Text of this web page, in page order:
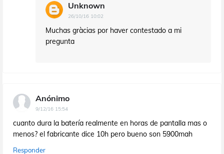
Unknown
26/10/16 10:02
Muchas gràcias por haver contestado a mi
pregunta
Anónimo
9/12/16 15:54
cuanto dura la batería realmente en horas de pantalla mas o
menos? el fabricante dice 10h pero bueno son 5900mah
Responder